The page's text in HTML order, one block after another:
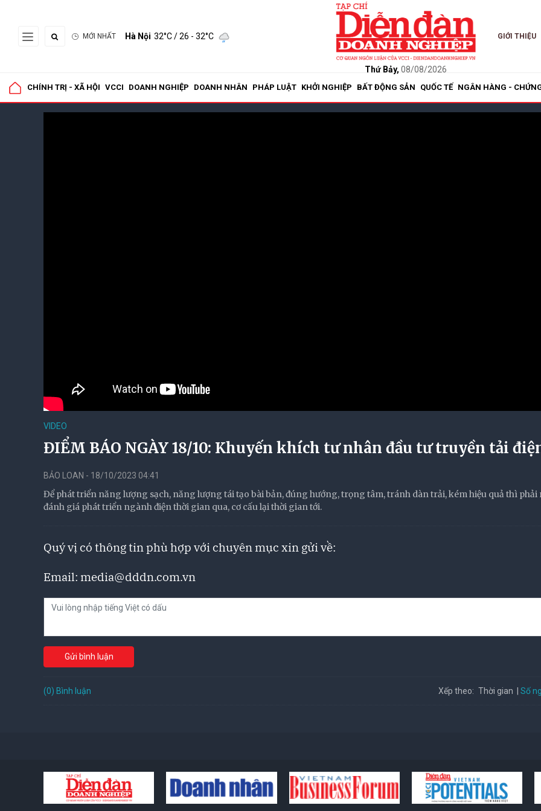
MỚI NHẤT Hà Nội 32°C/ 26 - 32°C
Thứ Bảy, 08/08/2026
GIỚI THIỆU
CHÍNH TRỊ - XÃ HỘI VCCI DOANH NGHIỆP DOANH NHÂN PHÁP LUẬT KHỞI NGHIỆP BẤT ĐỘNG SẢN QUỐC TẾ NGÂN HÀNG -
VIDEO
ĐIỂM BÁO NGÀY 18/10: Khuyến khích tư nhân đầu tư truyền tải
BẢO LOAN - 18/10/2023 04:41
Để phát triển năng lượng sạch, năng lượng tái tạo bài bản, đúng hướng, trọng tâm, tránh dàn trải, kém hiệu quả thì phải
đánh giá phát triển ngành điện thời gian qua, cơ cấu lại thời gian tới.
Quý vị có thông tin phù hợp với chuyên mục xin gửi về:
Email: media@dddn.com.vn
Gửi bình luận
(0) Bình luận Xếp theo: Thời gian Số